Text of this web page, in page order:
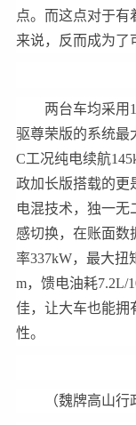
点。而这点对于有
来说，反而成为了
两台车均采用
驱尊荣版的系统最
C工况纯电续航
政加长版搭载的更
电混技术，独一无
感切换，在账面数
率337kW，最大扭
m，馈电油耗7.2L/
佳，让大车也能拥
性。
（魏牌高山行